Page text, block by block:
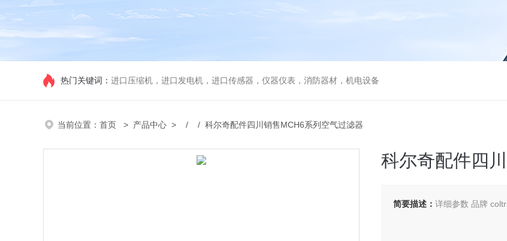
热门关键词： 进口压缩机，进口发电机，进口传感器，仪器仪表，消防器材，机电设备
当前位置： 首页 > 产品中心 > / / 科尔奇配件四川销售MCH6系列空气过滤器
科尔奇配件四
简要描述： 详细参数 品牌